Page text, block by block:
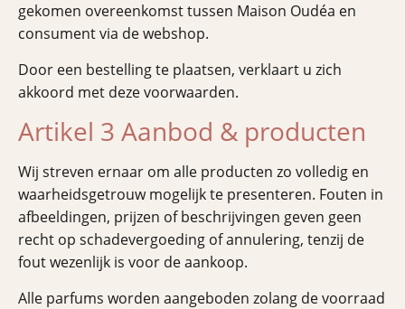
gekomen overeenkomst tussen Maison Oudéa en
consument via de webshop.
Door een bestelling te plaatsen, verklaart u zich
akkoord met deze voorwaarden.
Artikel 3 Aanbod & producten
Wij streven ernaar om alle producten zo volledig en
waarheidsgetrouw mogelijk te presenteren. Fouten in
afbeeldingen, prijzen of beschrijvingen geven geen
recht op schadevergoeding of annulering, tenzij de
fout wezenlijk is voor de aankoop.
Alle parfums worden aangeboden zolang de voorraad